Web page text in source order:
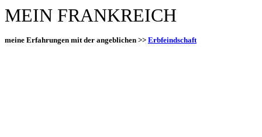
MEIN FRANKREICH
meine Erfahrungen mit der angeblichen >> Erbfeindschaft